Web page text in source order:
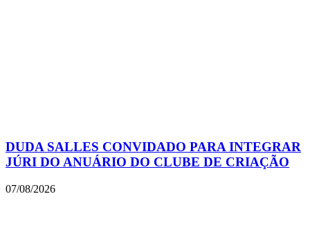
DUDA SALLES CONVIDADO PARA INTEGRAR
JÚRI DO ANUÁRIO DO CLUBE DE CRIAÇÃO
07/08/2026